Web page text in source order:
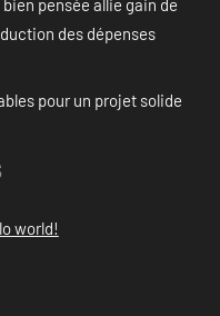
pensée allie gain de
des dépenses
pour un projet solide
world!